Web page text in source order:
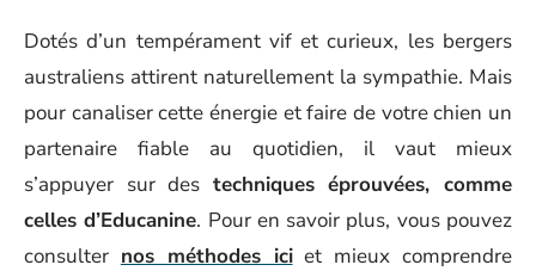
Dotés d’un tempérament vif et curieux, les bergers
australiens attirent naturellement la sympathie. Mais
pour canaliser cette énergie et faire de votre chien un
partenaire fiable au quotidien, il vaut mieux
s’appuyer sur des techniques éprouvées, comme
celles d’Educanine. Pour en savoir plus, vous pouvez
consulter nos méthodes iciet mieux comprendre